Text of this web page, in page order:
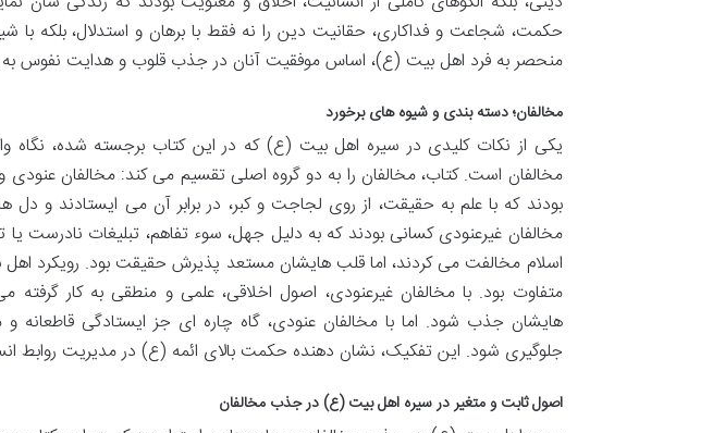
حکمت، شجاعت و فداکاری، حقانیت دین را نه فقط با برهان و استدلال، بلکه
منحصر به فرد اهل بیت (ع)، اساس موفقیت آنان در جذب قلوب و هدایت نفوس
مخالفان؛ دسته بندی و شیوه های برخورد
یکی از نکات کلیدی در سیره اهل بیت (ع) که در این کتاب برجسته شده، نگاه
مخالفان است. کتاب، مخالفان را به دو گروه اصلی تقسیم می کند: مخالفان عنودی
بودند که با علم به حقیقت، از روی لجاجت و کبر، در برابر آن می ایستادند و دل
مخالفان غیرعنودی کسانی بودند که به دلیل جهل، سوء تفاهم، تبلیغات نادرست
اسلام مخالفت می کردند، اما قلب هایشان مستعد پذیرش حقیقت بود. رویکرد
متفاوت بود. با مخالفان غیرعنودی، اصول اخلاقی، علمی و منطقی به کار
هایشان جذب شود. اما با مخالفان عنودی، گاه چاره ای جز ایستادگی قاطعانه
جلوگیری شود. این تفکیک، نشان دهنده حکمت بالای ائمه (ع) در مدیریت روابط
اصول ثابت و متغیر در سیره اهل بیت (ع) در جذب مخالفان